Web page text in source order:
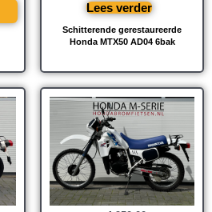
Schitterende gerestaureerde
Honda MTX50 AD04 6bak
Lees verder